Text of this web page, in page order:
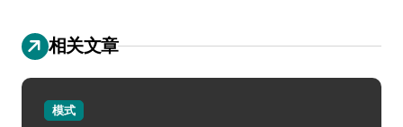
相关文章
模式